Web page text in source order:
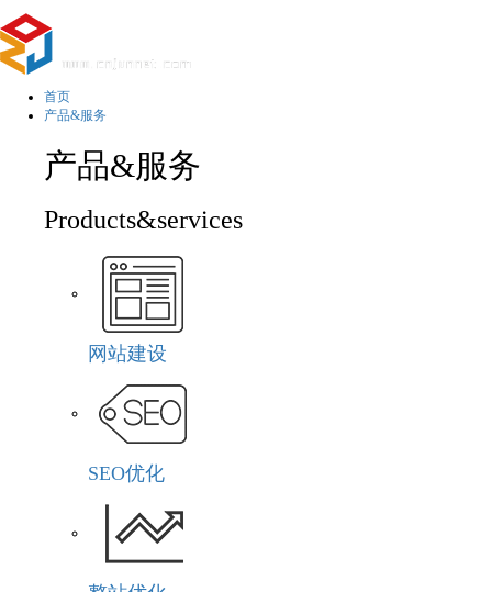
首页
产品&服务
产品&服务
Products&services
网站建设
SEO优化